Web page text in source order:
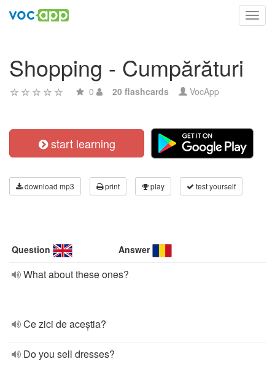
Shopping - Cumpărături
0 20 flashcards VocApp
start learning
download mp3 print play test yourself
Question Answer
What about these ones?
Ce zici de aceștia?
Do you sell dresses?